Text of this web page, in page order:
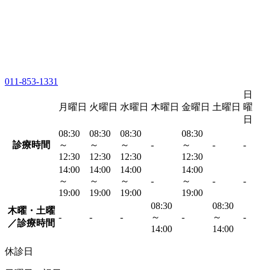
011-853-1331
月曜日 火曜日 水曜日 木曜日 金曜日 土曜日
日
曜
日
診療時間
08:30
～
12:30
08:30
～
12:30
08:30
～
12:30
-
08:30
～
12:30
- -
14:00
～
19:00
14:00
～
19:00
14:00
～
19:00
-
14:00
～
19:00
- -
木曜・土曜
／診療時間
- - -
08:30
～
14:00
-
08:30
～
14:00
-
休診日